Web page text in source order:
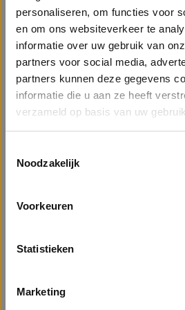
personaliseren, om functies voor
en om ons websiteverkeer te
informatie over uw gebruik van
partners voor social media,
partners kunnen deze gegevens
informatie die u aan ze heeft
verzameld op basis van uw
Noodzakelijk
Voorkeuren
Statistieken
Marketing
Kenmerken
Rsoft bestellen
Staat u op het punt om
Neons te bestellen? De oordopjes
toppers als het gaat om disposable
oordoppen dempen het volume met
materiaal ontstaat een perfecte
dragen is. De Arbowet schrijft
verplicht om gehoorbescherming aan
Welkom op
Bent u een zakelijke of